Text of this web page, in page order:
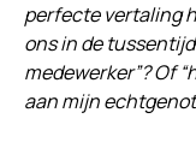
perfecte vertaling
ons in de
medewerker”? Of
aan mijn